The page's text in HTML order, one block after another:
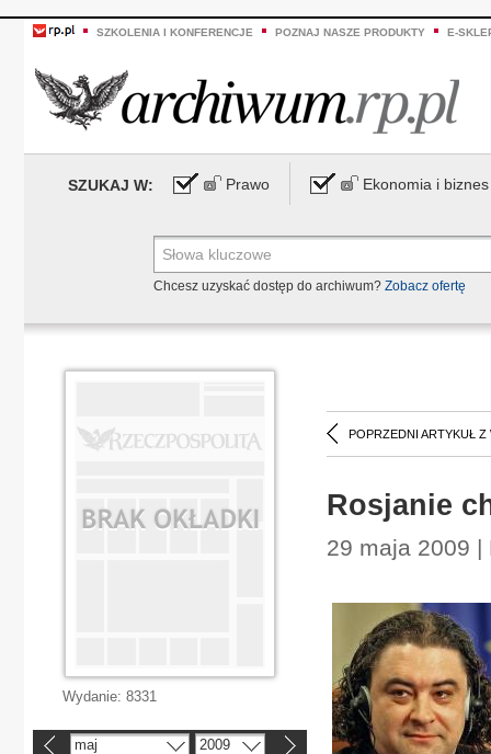
SZKOLENIA I KONFERENCJE POZNAJ NASZE PRODUKTY E-
SZUKAJ W: Prawo Ekonomia i biznes
Chcesz uzyskać dostęp do archiwum? Zobacz ofertę
POPRZEDNI ARTYKUŁ Z
Rosjanie
29 maja 2009 |
Wydanie: 8331
maj 2009